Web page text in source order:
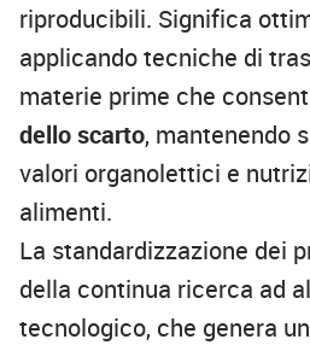
riproducibili. Significa
applicando tecniche di
materie prime che
dello scarto, mantenendo
valori organolettici e
alimenti.
La standardizzazione dei
della continua ricerca ad
tecnologico, che genera